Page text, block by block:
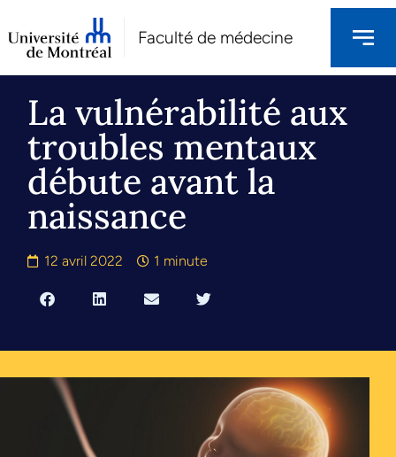
Faculté de médecine
La vulnérabilité aux
troubles mentaux
débute avant la
naissance
12 avril 2022 1 minute